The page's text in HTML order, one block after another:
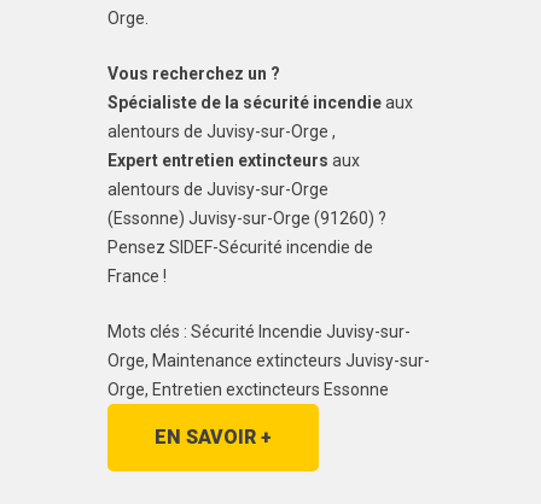
Orge.
Vous recherchez un ?
Spécialiste de la sécurité incendieaux
alentours de Juvisy-sur-Orge ,
Expert entretien extincteurs aux
alentours de Juvisy-sur-Orge
(Essonne) Juvisy-sur-Orge (91260) ?
Pensez SIDEF-Sécurité incendie de
France !
Mots clés : Sécurité Incendie Juvisy-sur-
Orge, Maintenance extincteurs Juvisy-sur-
Orge, Entretien exctincteurs Essonne
EN SAVOIR +